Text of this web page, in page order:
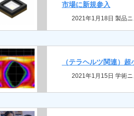
市場に新規参入
2021年1月18日 製品ニ
（テラヘルツ関連）
2021年1月15日 学術ニ